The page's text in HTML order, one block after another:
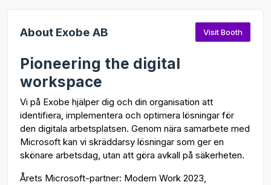
About Exobe AB Visit Booth
Pioneering the digital
workspace
Vi på Exobe hjälper dig och din organisation att
identifiera, implementera och optimera lösningar för
den digitala arbetsplatsen. Genom nära samarbete med
Microsoft kan vi skräddarsy lösningar som ger en
skönare arbetsdag, utan att göra avkall på säkerheten.
Årets Microsoft-partner: Modern Work 2023,